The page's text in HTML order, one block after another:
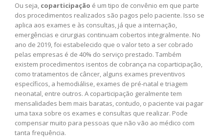
Ou seja, coparticipação é um tipo de convênio em que parte
dos procedimentos realizados são pagos pelo paciente. Isso se
aplica aos exames e às consultas, já que a internação,
emergências e cirurgias continuam cobertos integralmente. No
ano de 2019, foi estabelecido que o valor teto a ser cobrado
pelas empresas é de 40% do serviço prestado. Também
existem procedimentos isentos de cobrança na coparticipação,
como tratamentos de câncer, alguns exames preventivos
específicos, a hemodiálise, exames de pré-natal e triagem
neonatal, entre outros. A coparticipação geralmente tem
mensalidades bem mais baratas, contudo, o paciente vai pagar
uma taxa sobre os exames e consultas que realizar. Pode
compensar muito para pessoas que não vão ao médico com
tanta frequência.